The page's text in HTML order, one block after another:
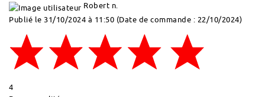
Robert n.
Publié le 31/10/2024 à 11:50 (Date de commande : 22/10/2024)
4